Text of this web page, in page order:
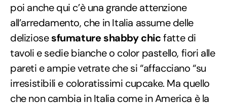
poi anche qui c’è una grande attenzione
all’arredamento, che in Italia assume delle
deliziosesfumature shabby chicfatte di
tavoli e sedie bianche o color pastello, fiori alle
pareti e ampie vetrate che si “affacciano “su
irresistibili e coloratissimi cupcake. Ma quello
che non cambia in Italia come in America è la